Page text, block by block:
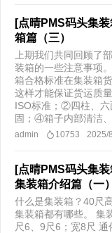
[点晴PMS码头集
箱篇（三）
上期我们共同回顾了
装箱的一些注意事项
箱合格标准在集装箱
这样才能保证货运质
ISO标准；②四柱、
固；④箱子内部清洁、
admin 10753 2025/
[点晴PMS码头集
集装箱介绍篇（一）
什么是集装箱？40尺
集装箱都有哪些。 集
尺6、9尺6；宽8尺